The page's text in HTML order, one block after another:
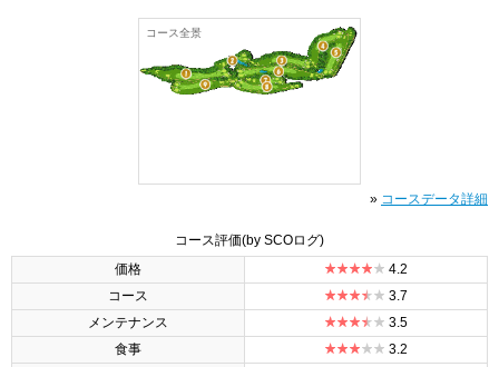
コース全景
» コースデータ詳細
コース評価(by SCOログ)
価格
4.2
コース
3.7
メンテナンス
3.5
食事
3.2